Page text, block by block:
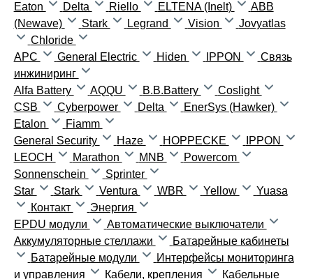
Eaton Delta Riello ELTENA (Inelt)
ABB
(Newave)
Stark Legrand Vision
Jovyatlas
Chloride
APC
General Electric Hiden IPPON
Связь
инжиниринг
Alfa Battery
AQQU B.B.Battery
Coslight
CSB
Cyberpower Delta
EnerSys (Hawker)
Etalon
Fiamm
General Security
Haze HOPPECKE
IPPON
LEOCH
Marathon MNB
Powercom
Sonnenschein
Sprinter
Star
Stark Ventura WBR Yellow
Yuasa
Контакт
Энергия
EPDU модули
Автоматические выключатели
Аккумуляторные стеллажи
Батарейные кабинеты
Батарейные модули
Интерфейсы мониторинга
и управления
Кабели, крепления
Кабельные